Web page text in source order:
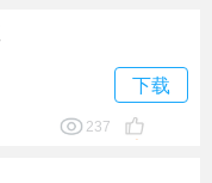
下载
237